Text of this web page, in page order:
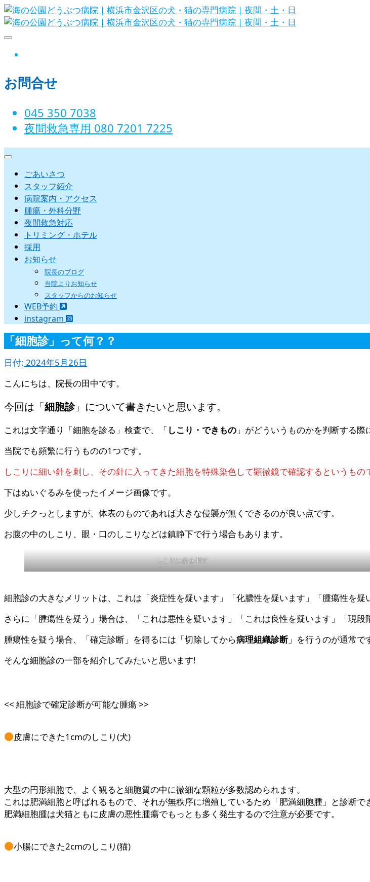
Skip
to
お問合せ
045 350 7038‬
夜間救急専用 080 7201 7225‬
ごあいさつ
スタッフ紹介
病院案内・アクセス
腫瘍・外科分野
夜間救急対応
トリミング・ホテル
採用
お知らせ
院長のブログ
当院よりお知らせ
スタッフからのお知らせ
WEB予約
instagram
「細胞診」って何？？
日付: 2024年5月26日
こんにちは、院長の田中です。
今回は「細胞診」について書きたいと思います。
これは文字通り「細胞を診る」検査で、「しこり・できもの 」がどういうものかを判断する際
当院でも頻繁に行うものの1つです。
しこりに細い針を刺し、その針に入ってきた細胞を特殊染色して顕微鏡で確認するというもの
下はぬいぐるみを使ったイメージ画像です。
少しチクっとしますが、体表のものであれば大きな侵襲が無くできるのが良い点です。
お腹の中のしこり、眼・口のしこりなどは鎮静下で行う場合もあります。
しこりに針を刺す
細胞診の大きなメリットは、これは「炎症性を疑います」「化膿性を疑います」「腫瘍性を疑
さらに「腫瘍性を疑う」場合は、「これは悪性を疑います」「これは良性を疑います」「現
腫瘍性を疑う場合、「確定診断」を得るには「切除してから病理組織診断」を行うのが通常で
そんな細胞診の一部を紹介してみたいと思います!
<< 細胞診で確定診断が可能な腫瘍 >>
皮膚にできた1cmのしこり(犬)
大型の円形細胞で、よく観ると細胞質の中に微細な顆粒が多数認められます。
これは肥満細胞と呼ばれるもので、それが無秩序に増殖しているため「肥満細胞腫」と診断で
肥満細胞腫は犬猫ともに皮膚の悪性腫瘍でもっとも多く発生するので注意が必要です。
小腸にできた2cmのしこり(猫)